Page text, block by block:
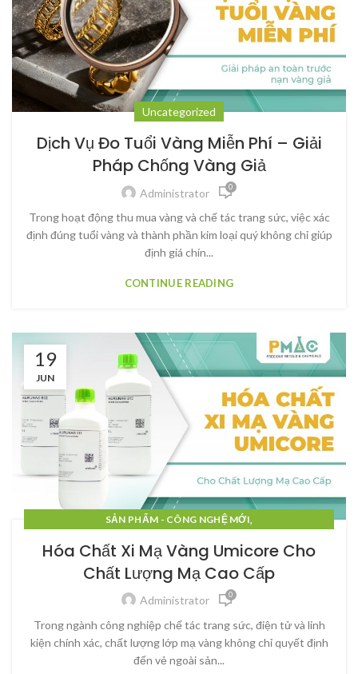
Uncategorized
Dịch Vụ Đo Tuổi Vàng Miễn Phí – Giải
Pháp Chống Vàng Giả
Administrator 0
Trong hoạt động thu mua vàng và chế tác trang sức, việc xác
định đúng tuổi vàng và thành phần kim loại quý không chỉ giúp
định giá chín...
CONTINUE READING
19
JUN
SẢN PHẨM - CÔNG NGHỆ MỚI,
SẢN PHẨM - CÔNG NGHỆ MỚI,
SẢN PHẨM - CÔNG NGHỆ MỚI,
SẢN PHẨM - CÔNG NGHỆ MỚI
SẢN PHẨM - CÔNG NGHỆ MỚI
SẢN PHẨM - CÔNG NGHỆ MỚI,
SẢN PHẨM - CÔNG NGHỆ MỚI
Hóa Chất Xi Mạ Vàng Umicore Cho
Chất Lượng Mạ Cao Cấp
Administrator 0
Trong ngành công nghiệp chế tác trang sức, điện tử và linh
kiện chính xác, chất lượng lớp mạ vàng không chỉ quyết định
đến vẻ ngoài sản...